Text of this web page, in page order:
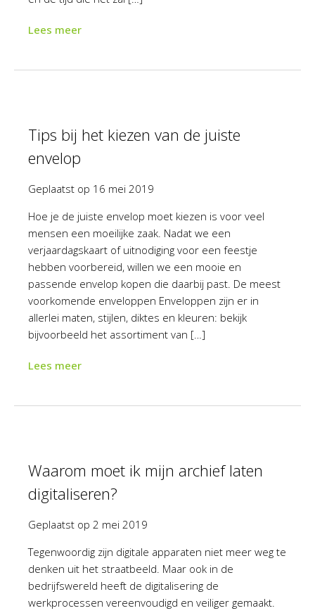
Lees meer
Tips bij het kiezen van de juiste
envelop
Geplaatst op 16 mei 2019
Hoe je de juiste envelop moet kiezen is voor veel
mensen een moeilijke zaak. Nadat we een
verjaardagskaart of uitnodiging voor een feestje
hebben voorbereid, willen we een mooie en
passende envelop kopen die daarbij past. De meest
voorkomende enveloppen Enveloppen zijn er in
allerlei maten, stijlen, diktes en kleuren: bekijk
bijvoorbeeld het assortiment van […]
Lees meer
Waarom moet ik mijn archief laten
digitaliseren?
Geplaatst op 2 mei 2019
Tegenwoordig zijn digitale apparaten niet meer weg te
denken uit het straatbeeld. Maar ook in de
bedrijfswereld heeft de digitalisering de
werkprocessen vereenvoudigd en veiliger gemaakt.